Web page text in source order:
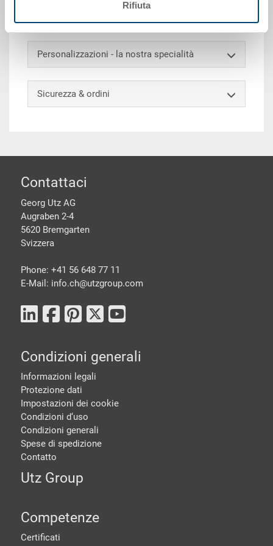
Rifiuta
Personalizzazioni - la nostra specialità
Sicurezza & ordini
piè di pagine
Contattaci
Georg Utz AG
Augraben 2-4
5620 Bremgarten
Svizzera
Phone: +41 56 648 77 11
E-Mail: info.ch@utzgroup.com
Condizioni generali
Informazioni legali
Protezione dati
Impostazioni dei cookie
Condizioni d‘uso
Condizioni generali
Spese di spedizione
Contatto
Utz Group
Competenze
Certificati